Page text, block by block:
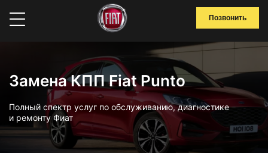
Позвонить
Замена КПП Fiat Punto
Полный спектр услуг по обслуживанию, диагностике
и ремонту Фиат